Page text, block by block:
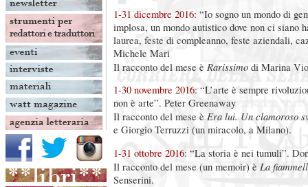
1-31 dicembre 2016: “Io sogno un mondo di
implosa, un mondo autistico dove non ci siano
laurea, feste di compleanno, feste aziendali,
Michele Mari
Il racconto del mese è Rarissimo di Marina
1-30 novembre 2016: “L’arte è sempre
non è arte”. Peter Greenaway
Il racconto del mese è Era lui. Un clamoroso
e Giorgio Terruzzi (un miracolo, a Milano).
1-31 ottobre 2016: “La storia è nei tumuli”.
Il racconto del mese (un memoir) è La
Senserini.